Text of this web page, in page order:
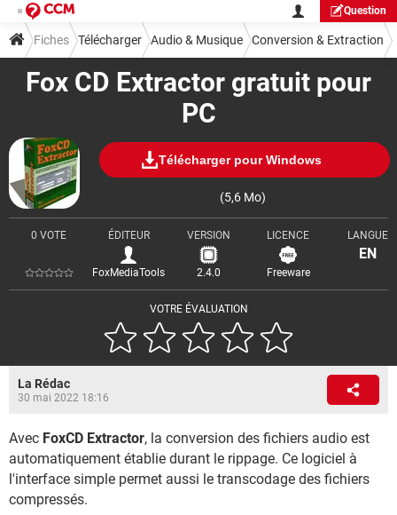
Question
Fox CD Extractor gratuit pour
PC
Télécharger pour Windows
(5,6 Mo)
VOTRE ÉVALUATION
0 VOTE ÉDITEUR
FoxMediaTools
VERSION
2.4.0
LICENCE
Freeware
LANGUE
EN
Fiches Télécharger Audio & Musique Conversion & Extraction
La Rédac
30 mai 2022 18:16
Avec FoxCD Extractor, la conversion des fichiers audio est
automatiquement établie durant le rippage. Ce logiciel à
l'interface simple permet aussi le transcodage des fichiers
compressés.